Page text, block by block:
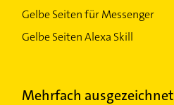
Gelbe Seiten für Messenger
Gelbe Seiten Alexa Skill
Mehrfach ausgezeichnet